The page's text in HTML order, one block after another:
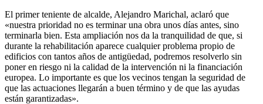
El primer teniente de alcalde, Alejandro Marichal, aclaró que
«nuestra prioridad no es terminar una obra unos días antes, sino
terminarla bien. Esta ampliación nos da la tranquilidad de que, si
durante la rehabilitación aparece cualquier problema propio de
edificios con tantos años de antigüedad, podremos resolverlo sin
poner en riesgo ni la calidad de la intervención ni la financiación
europea. Lo importante es que los vecinos tengan la seguridad de
que las actuaciones llegarán a buen término y de que las ayudas
están garantizadas».